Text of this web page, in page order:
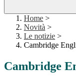
Home >
Novità >
Le notizie >
Cambridge
Cambridge